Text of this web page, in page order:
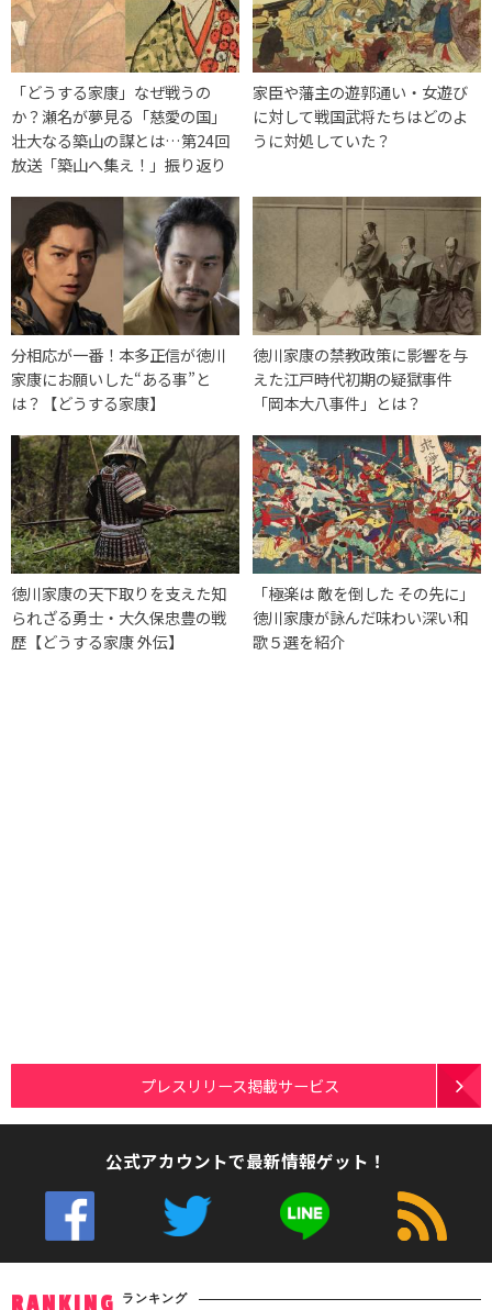
「どうする家康」なぜ戦うの
か？瀬名が夢見る「慈愛の国」
壮大なる築山の謀とは…第24回
放送「築山へ集え！」振り返り
家臣や藩主の遊郭通い・女遊び
に対して戦国武将たちはどのよ
うに対処していた？
分相応が一番！本多正信が徳川
家康にお願いした“ある事”と
は？【どうする家康】
徳川家康の禁教政策に影響を与
えた江戸時代初期の疑獄事件
「岡本大八事件」とは？
徳川家康の天下取りを支えた知
られざる勇士・大久保忠豊の戦
歴【どうする家康 外伝】
「極楽は 敵を倒した その先に」
徳川家康が詠んだ味わい深い和
歌５選を紹介
プレスリリース掲載サービス
公式アカウントで最新情報ゲット！
RANKING ランキング